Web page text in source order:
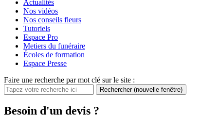
Actualités
Nos vidéos
Nos conseils fleurs
Tutoriels
Espace Pro
Metiers du funéraire
Écoles de formation
Espace Presse
Faire une recherche par mot clé sur le site :
Rechercher (nouvelle fenêtre)
Besoin d'un devis ?